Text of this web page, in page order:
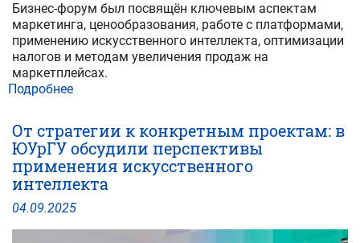
Бизнес-форум был посвящён ключевым аспектам
маркетинга, ценообразования, работе с платформами,
применению искусственного интеллекта, оптимизации
налогов и методам увеличения продаж на
маркетплейсах.
Подробнее
бизнес:
профессор
ЮУрГУ
поделилась
экспертным
взглядом
на
От стратегии к конкретным проектам: в
ЮУрГУ обсудили перспективы
применения искусственного
интеллекта
04.09.2025